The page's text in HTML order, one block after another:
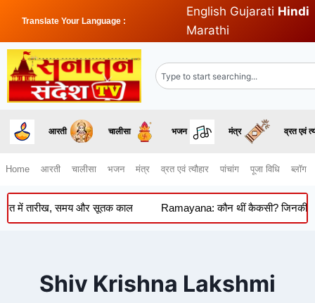
Translate Your Language :
English Gujarati Hindi
Marathi
आरती चालीसा भजन मंत्र व्रत एवं
Home आरती चालीसा भजन मंत्र व्रत एवं त्यौहार पांचांग पूजा विधि ब्लॉग
में तारीख, समय और सूतक काल Ramayana: कौन थीं कैकसी? जिनकी
Shiv Krishna Lakshmi